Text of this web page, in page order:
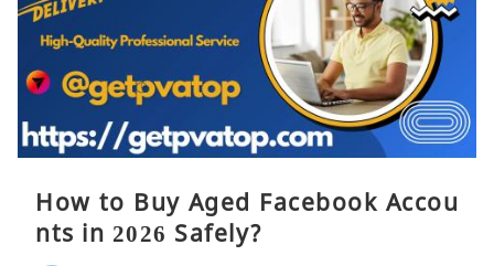
How to Buy Aged Facebook Accou
nts in 2026 Safely?